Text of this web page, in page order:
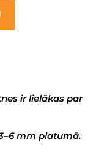
ir lielākas par
mm platumā.